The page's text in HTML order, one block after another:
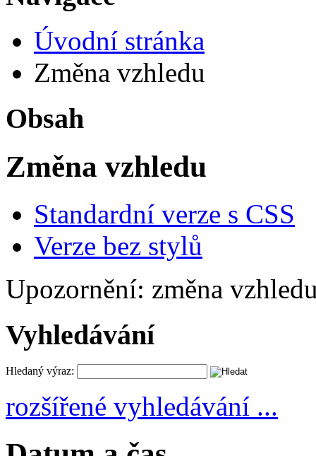
Úvodní stránka
Změna vzhledu
Obsah
Změna vzhledu
Standardní verze s CSS
Verze bez stylů
Upozornění: změna
Vyhledávání
Hledaný výraz:
rozšířené vyhledávání ...